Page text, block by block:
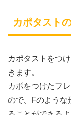
カポタスト
カポタストをつ
きます。
カポをつけたフ
ので、Fのような